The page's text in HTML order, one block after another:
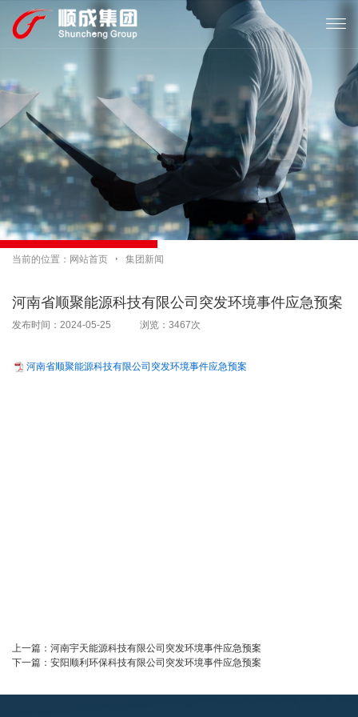

当前的位置： 网站首页  集团新闻
河南省顺聚能源科技有限公司突发环境事件应急预案
发布时间：2024-05-25 浏览：3467次
河南省顺聚能源科技有限公司突发环境事件应急预案
上一篇： 河南宇天能源科技有限公司突发环境事件应急预案
下一篇： 安阳顺利环保科技有限公司突发环境事件应急预案